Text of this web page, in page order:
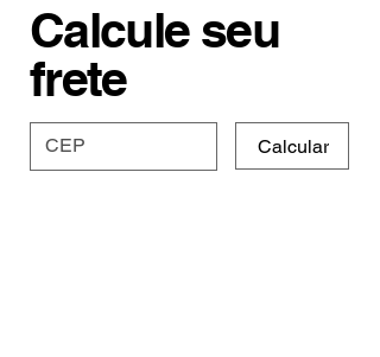
Calcule seu
frete
Calcular